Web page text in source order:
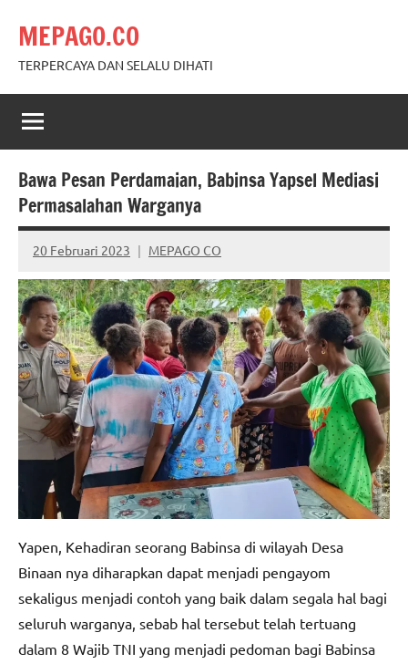
content
MEPAGO.CO
TERPERCAYA DAN SELALU DIHATI
Bawa Pesan Perdamaian, Babinsa Yapsel Mediasi
Permasalahan Warganya
20 Februari 2023 MEPAGO CO
No
comments
Yapen, Kehadiran seorang Babinsa di wilayah Desa
Binaan nya diharapkan dapat menjadi pengayom
sekaligus menjadi contoh yang baik dalam segala hal bagi
seluruh warganya, sebab hal tersebut telah tertuang
dalam 8 Wajib TNI yang menjadi pedoman bagi Babinsa